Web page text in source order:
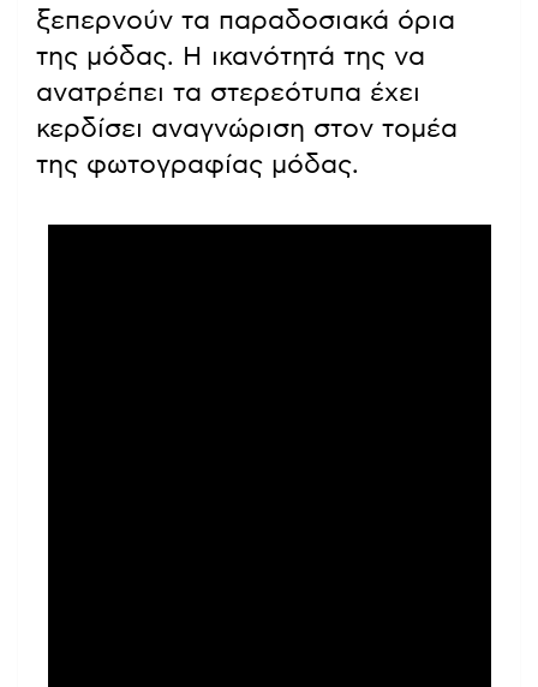
ξεπερνούν τα παραδοσιακά όρια
της μόδας. Η ικανότητά της να
ανατρέπει τα στερεότυπα έχει
κερδίσει αναγνώριση στον τομέα
της φωτογραφίας μόδας.